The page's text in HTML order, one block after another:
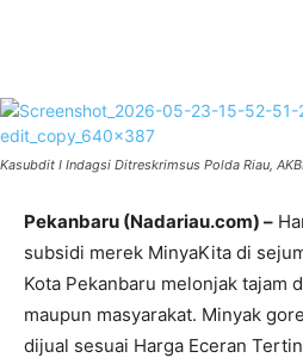
Kasubdit I Indagsi Ditreskrimsus Polda Riau,
Pekanbaru (Nadariau.com) –
subsidi merek MinyaKita di
Kota Pekanbaru melonjak tajam
maupun masyarakat. Minyak
dijual sesuai Harga Eceran